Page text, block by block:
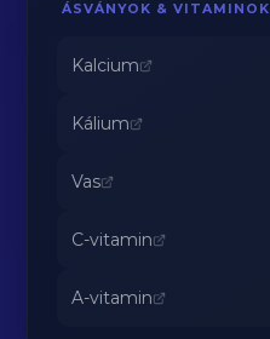
ÁSVÁNYOK & VITAMINOK
Kalcium
Kálium
Vas
C-vitamin
A-vitamin